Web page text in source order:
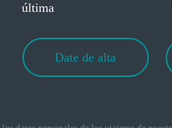
última
Date de alta